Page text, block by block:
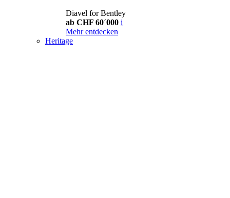
Diavel for Bentley
ab CHF 60´000 i
Mehr entdecken
Heritage